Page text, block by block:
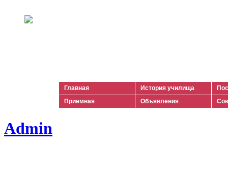
Главная История училища
Приемная
Объявления
Admin